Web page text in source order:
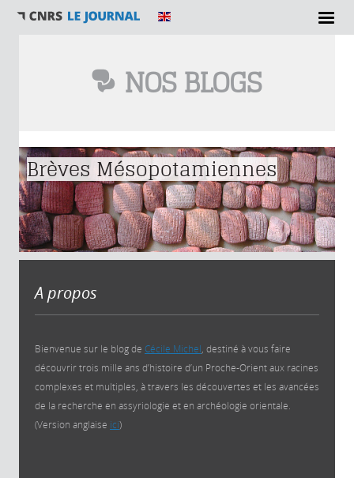
NOS BLOGS
Vous êtes ici
Brèves Mésopotamiennes
A propos
Bienvenue sur le blog de Cécile Michel, destiné à vous faire
découvrir trois mille ans d’histoire d’un Proche-Orient aux racines
complexes et multiples, à travers les découvertes et les avancées
de la recherche en assyriologie et en archéologie orientale.
(Version anglaise ici)